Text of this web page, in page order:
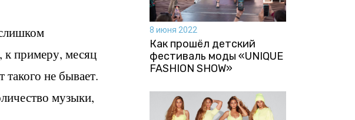
к примеру, месяц
такого не бывает.
музыки,
8 июня 2022
Как прошёл детский
фестиваль моды «UNIQUE
FASHION SHOW»